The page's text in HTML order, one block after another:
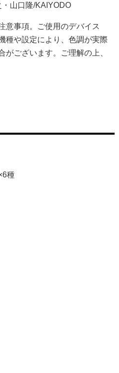
山口隆/KAIYODO
意事項。ご使用のデバイス
種や設定により、色調が実際
がございます。ご理解の上、
種